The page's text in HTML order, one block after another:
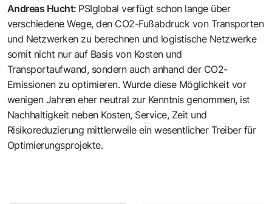
Andreas Hucht: PSIglobal verfügt schon lange über
verschiedene Wege, den CO2-Fußabdruck von Transporten
und Netzwerken zu berechnen und logistische Netzwerke
somit nicht nur auf Basis von Kosten und
Transportaufwand, sondern auch anhand der CO2-
Emissionen zu optimieren. Wurde diese Möglichkeit vor
wenigen Jahren eher neutral zur Kenntnis genommen, ist
Nachhaltigkeit neben Kosten, Service, Zeit und
Risikoreduzierung mittlerweile ein wesentlicher Treiber für
Optimierungsprojekte.